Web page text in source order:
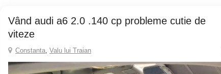
vând audi a6 2.0 .140 cp probleme cutie de
viteze
Constanta, Valu lui Traian